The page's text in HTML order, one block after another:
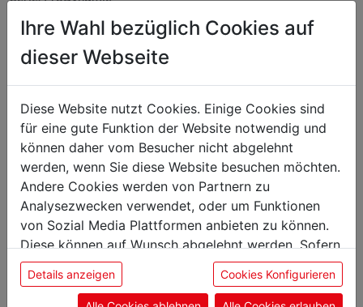
Abmessungen
Länge: 30,96 cm
Breite: 2,00 cm
Gewicht: 0,07 kg
Klingenlänge: 18 cm
Das könnte Sie auch
interessieren
Ihre Wahl bezüglich Cookies auf
dieser Webseite
Diese Website nutzt Cookies. Einige Cookies sind
für eine gute Funktion der Website notwendig und
können daher vom Besucher nicht abgelehnt
werden, wenn Sie diese Website besuchen möchten.
Andere Cookies werden von Partnern zu
Analysezwecken verwendet, oder um Funktionen
von Sozial Media Plattformen anbieten zu können.
Diese können auf Wunsch abgelehnt werden. Sofern
sie unsere Webseite weiter nutzen, geben Sie
Einwilligung zu unseren Cookies.
Details anzeigen Cookies Konfigurieren